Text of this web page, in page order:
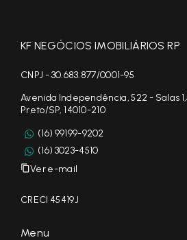
KF NEGÓCIOS IMOBILIÁRIOS RP
CNPJ - 30.683.877/0001-95
Avenida Independência, 522 - Salas
Preto/SP, 14010-210
(16) 99199-9202
(16) 3023-4510
Ver e-mail
CRECI 45419J
Menu